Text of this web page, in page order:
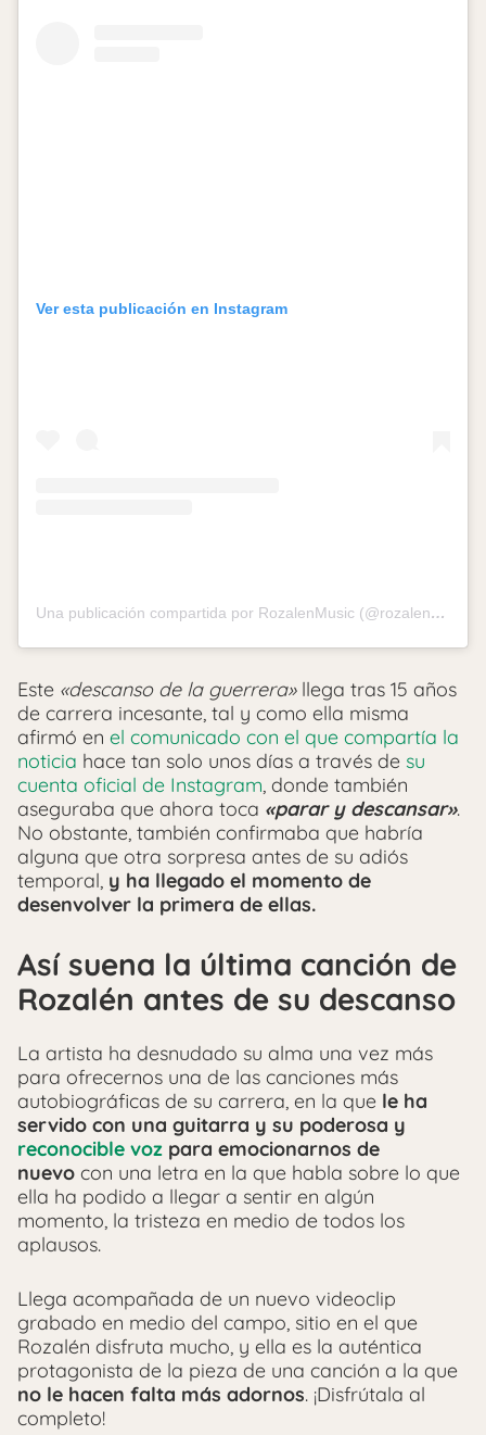
Ver esta publicación en Instagram
Una publicación compartida por RozalenMusic (@rozalenmusic)
Este «descanso de la guerrera»llega tras 15 años
de carrera incesante, tal y como ella misma
afirmó en el comunicado con el que compartía la
noticia hace tan solo unos días a través de su
cuenta oficial de Instagram, donde también
aseguraba que ahora toca «parar y descansar».
No obstante, también confirmaba que habría
alguna que otra sorpresa antes de su adiós
temporal, y ha llegado el momento de
desenvolver la primera de ellas.
Así suena la última canción de
Rozalén antes de su descanso
La artista ha desnudado su alma una vez más
para ofrecernos una de las canciones más
autobiográficas de su carrera, en la que le ha
servido con una guitarra y su poderosa y
reconocible voz para emocionarnos de
nuevo con una letra en la que habla sobre lo que
ella ha podido a llegar a sentir en algún
momento, la tristeza en medio de todos los
aplausos.
Llega acompañada de un nuevo videoclip
grabado en medio del campo, sitio en el que
Rozalén disfruta mucho, y ella es la auténtica
protagonista de la pieza de una canción a la que
no le hacen falta más adornos. ¡Disfrútala al
completo!